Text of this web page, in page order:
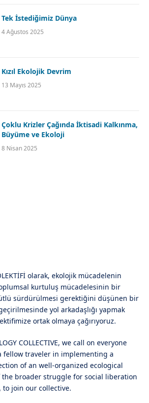
Tek İstediğimiz Dünya
4 Ağustos 2025
Kızıl Ekolojik Devrim
13 Mayıs 2025
Çoklu Krizler Çağında İktisadi Kalkınma,
Büyüme ve Ekoloji
8 Nisan 2025
olarak, ekolojik mücadelenin
kurtuluş mücadelesinin bir
sürdürülmesi gerektiğini düşünen bir
yol arkadaşlığı yapmak
ortak olmaya çağırıyoruz.
COLLECTIVE, we call on everyone
fellow traveler in implementing a
of an well-organized ecological
broader struggle for social liberation
join our collective.